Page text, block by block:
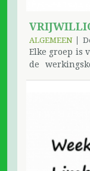
ALGEMEEN
Elke groep is
de
doorstort
bijdrage kan
zoals: een
zelf een